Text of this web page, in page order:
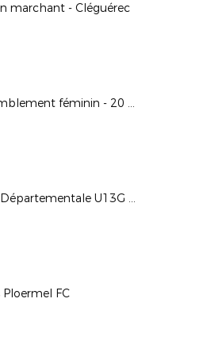
marchant - Cléguérec
Rassemblement féminin - 20 avril 2019 à Moréac
Finale Départementale U13G Pitch
Ploermel FC